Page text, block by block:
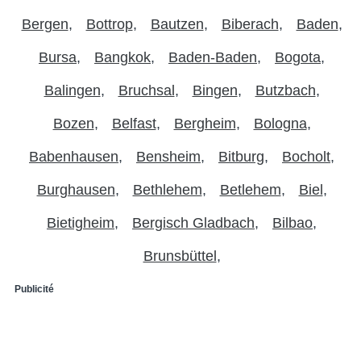
Bergen Bottrop Bautzen Biberach Baden
Bursa Bangkok Baden-Baden Bogota
Balingen Bruchsal Bingen Butzbach
Bozen Belfast Bergheim Bologna
Babenhausen Bensheim Bitburg Bocholt
Burghausen Bethlehem Betlehem Biel
Bietigheim Bergisch Gladbach Bilbao
Brunsbüttel
Publicité